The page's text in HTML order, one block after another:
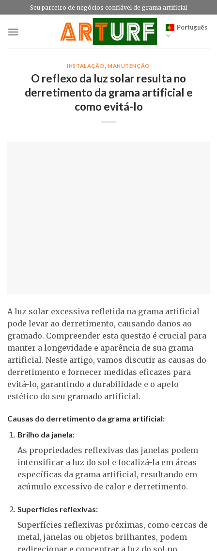
to
content
Seu parceiro de negócios confiável de grama artificial
Português
INSTALAÇÃO ,MANUTENÇÃO
O reflexo da luz solar resulta no
derretimento da grama artificial e
como evitá-lo
A luz solar excessiva refletida na grama artificial
pode levar ao derretimento, causando danos ao
gramado. Compreender esta questão é crucial para
manter a longevidade e aparência de sua grama
artificial. Neste artigo, vamos discutir as causas do
derretimento e fornecer medidas eficazes para
evitá-lo, garantindo a durabilidade e o apelo
estético do seu gramado artificial.
Causas do derretimento da grama artificial:
Brilho da janela:
As propriedades reflexivas das janelas podem
intensificar a luz do sol e focalizá-la em áreas
específicas da grama artificial, resultando em
acúmulo excessivo de calor e derretimento.
Superfícies reflexivas:
Superfícies reflexivas próximas, como cercas de
metal, janelas ou objetos brilhantes, podem